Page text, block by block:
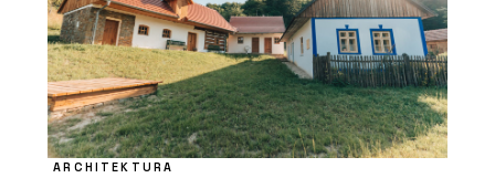
ARCHITEKTURA